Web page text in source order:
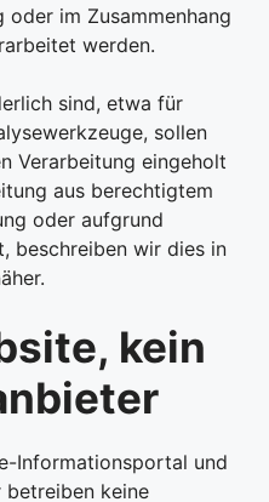
im Zusammenhang
werden.
sind, etwa für
sollen
Verarbeitung eingeholt
aus berechtigtem
oder aufgrund
beschreiben wir dies in
kein
Informationsportal und
betreiben keine